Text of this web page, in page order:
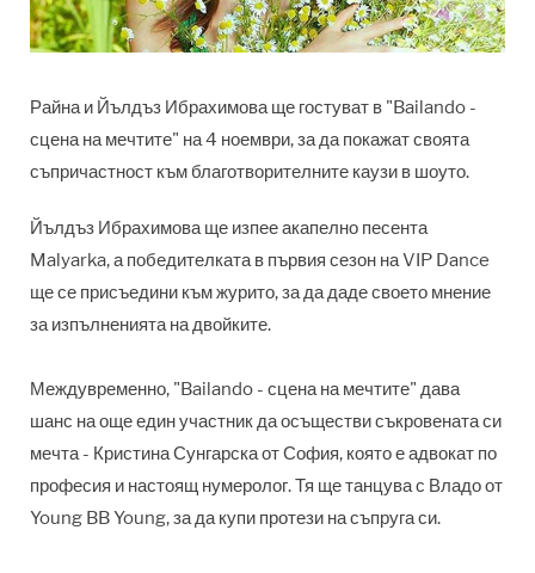
Райна и Йълдъз Ибрахимова ще гостуват в "Bailando -
сцена на мечтите" на 4 ноември, за да покажат своята
съпричастност към благотворителните каузи в шоуто.
Йълдъз Ибрахимова ще изпее акапелно песента
Malyarka, а победителката в първия сезон на VIP Dance
ще се присъедини към журито, за да даде своето мнение
за изпълненията на двойките.
Междувременно, "Bailando - сцена на мечтите" дава
шанс на още един участник да осъществи съкровената си
мечта - Кристина Сунгарска от София, която е адвокат по
професия и настоящ нумеролог. Тя ще танцува с Владо от
Young BB Young, за да купи протези на съпруга си.